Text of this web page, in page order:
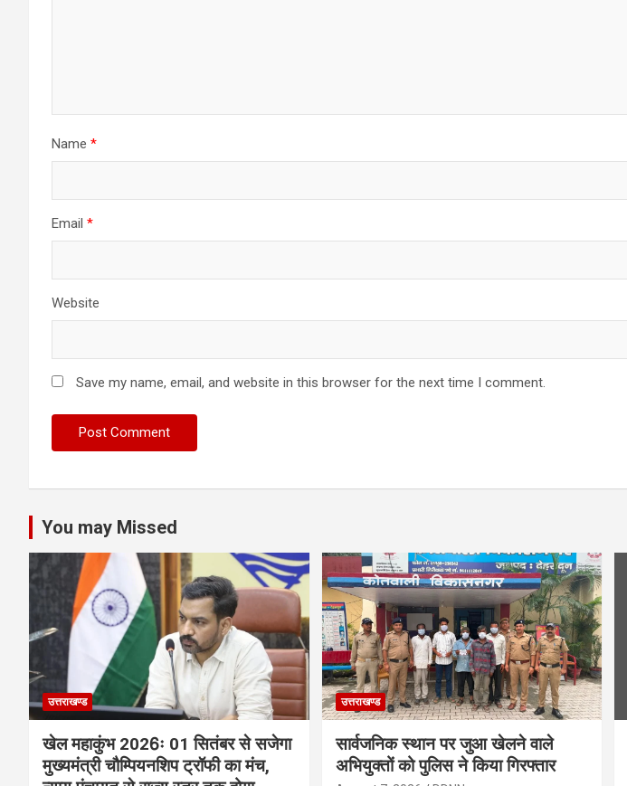
Name *
Email *
Website
Save my name, email, and website in this browser for the next time I comment.
You may Missed
उत्तराखण्ड
खेल महाकुंभ 2026ः 01 सितंबर से सजेगा
मुख्यमंत्री चौम्पियनशिप ट्रॉफी का मंच,
उत्तराखण्ड
सार्वजनिक स्थान पर जुआ खेलने वाले
अभियुक्तों को पुलिस ने किया गिरफ्तार